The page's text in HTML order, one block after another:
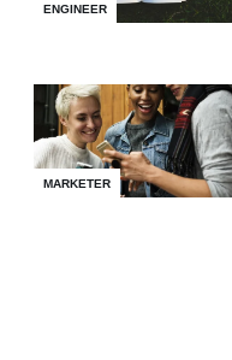
ENGINEER
MARKETER